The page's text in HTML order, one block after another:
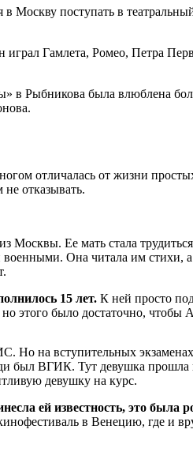
в Москву поступать в
Гамлета, Ромео, Петра
в Рыбникова была влюблена
отличалась от жизни
не отказывать.
Москвы. Ее мать стала
Она читала им стихи,
15 лет. К ней просто
этого было достаточно, чтобы
на вступительных
был ВГИК. Тут девушка прошла
девушку на курс.
ей известность, это была
в Венецию, где и